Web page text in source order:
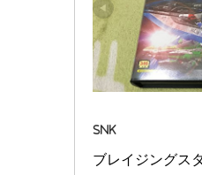
SNK
ブレイジングス